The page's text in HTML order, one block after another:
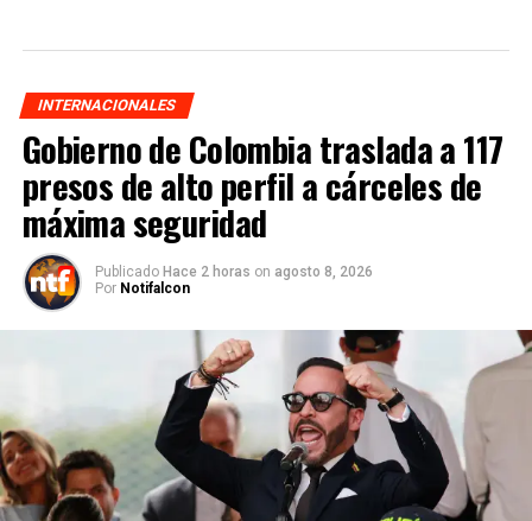
INTERNACIONALES
Gobierno de Colombia traslada a 117
presos de alto perfil a cárceles de
máxima seguridad
Publicado Hace 2 horas on agosto 8, 2026
Por Notifalcon